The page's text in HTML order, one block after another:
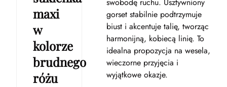
maxi
w
kolorze
brudnego
różu
gorset stabilnie podtrzymuje
biust i akcentuje talię, tworząc
harmonijną, kobiecą linię. To
idealna propozycja na wesela,
wieczorne przyjęcia i
wyjątkowe okazje.